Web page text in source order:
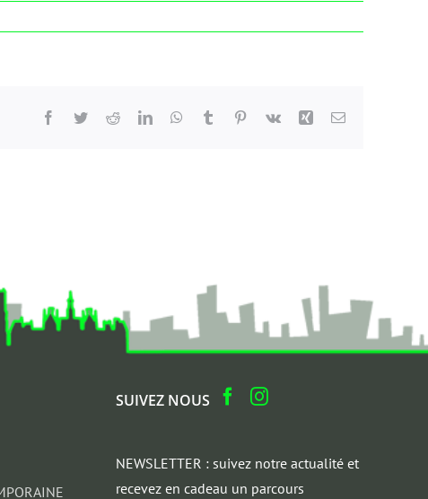
Facebook
TwitterRedditLinkedInWhatsApp
Tumblr Pinterest
Vk Xing Email
SUIVEZ NOUS
NEWSLETTER : suivez notre actualité et
recevez en cadeau un parcours